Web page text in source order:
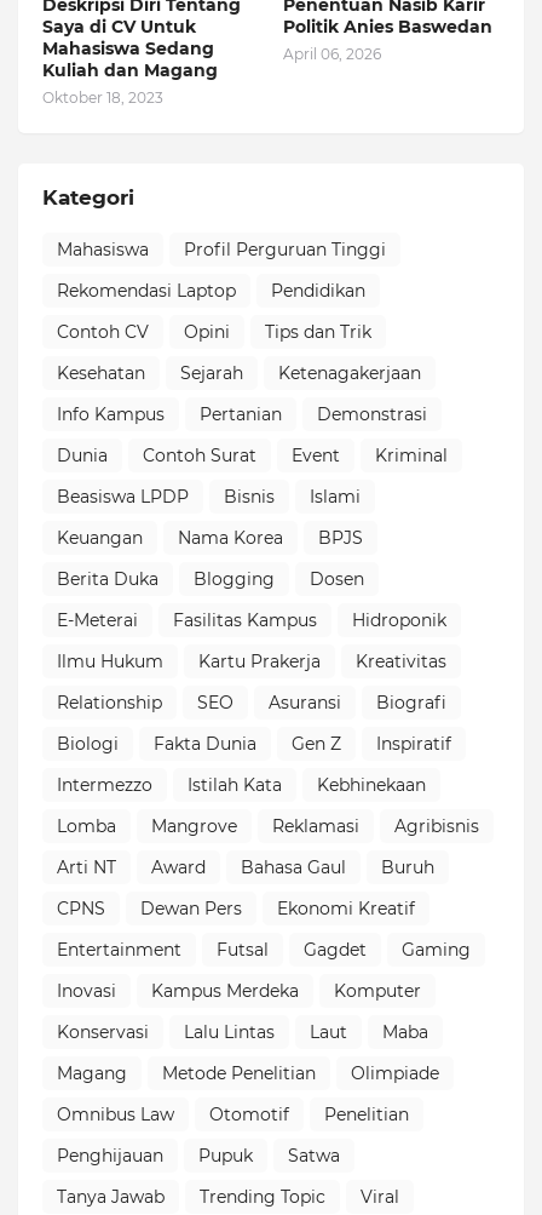
Deskripsi Diri Tentang
Saya di CV Untuk
Mahasiswa Sedang
Kuliah dan Magang
Oktober 18, 2023
Penentuan Nasib Karir
Politik Anies Baswedan
April 06, 2026
Kategori
Mahasiswa
Profil Perguruan Tinggi
Rekomendasi Laptop
Pendidikan
Contoh CV
Opini
Tips dan Trik
Kesehatan
Sejarah
Ketenagakerjaan
Info Kampus
Pertanian
Demonstrasi
Dunia
Contoh Surat Event
Kriminal
Beasiswa LPDP
Bisnis
Islami
Keuangan
Nama Korea
BPJS
Berita Duka
Blogging
Dosen
E-Meterai
Fasilitas Kampus
Hidroponik
Ilmu Hukum
Kartu Prakerja
Kreativitas
Relationship
SEO Asuransi
Biografi
Biologi
Fakta Dunia Gen Z
Inspiratif
Intermezzo
Istilah Kata
Kebhinekaan
Lomba
Mangrove Reklamasi
Agribisnis
Arti NT
Award Bahasa Gaul
Buruh
CPNS
Dewan Pers
Ekonomi Kreatif
Entertainment
Futsal Gagdet
Gaming
Inovasi
Kampus Merdeka
Komputer
Konservasi
Lalu Lintas Laut
Maba
Magang
Metode Penelitian
Olimpiade
Omnibus Law
Otomotif
Penelitian
Penghijauan
Pupuk
Satwa
Tanya Jawab
Trending Topic
Viral